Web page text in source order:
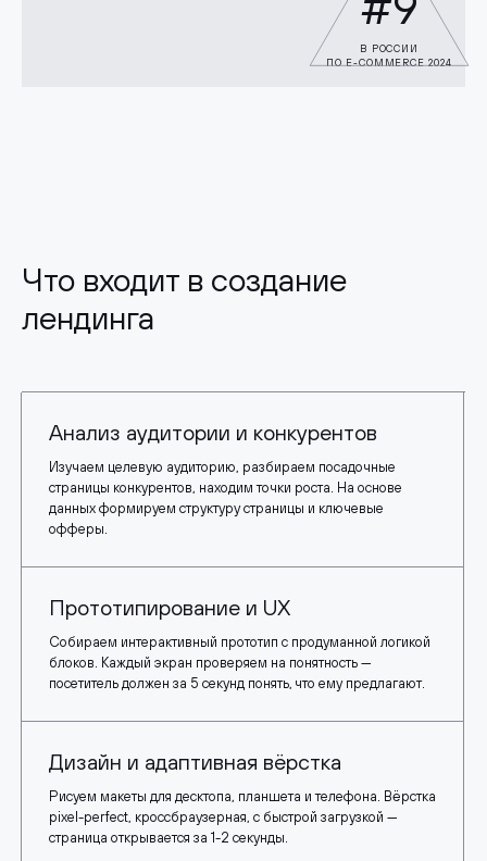
В РОССИИ
ПО E-COMMERCE 2024
Что входит в создание
лендинга
Анализ аудитории и конкурентов
Изучаем целевую аудиторию, разбираем посадочные
страницы конкурентов, находим точки роста. На основе
данных формируем структуру страницы и ключевые
офферы.
Прототипирование и UX
Собираем интерактивный прототип с продуманной логикой
блоков. Каждый экран проверяем на понятность —
посетитель должен за 5 секунд понять, что ему предлагают.
Дизайн и адаптивная вёрстка
Рисуем макеты для десктопа, планшета и телефона. Вёрстка
pixel-perfect, кроссбраузерная, с быстрой загрузкой —
страница открывается за 1-2 секунды.